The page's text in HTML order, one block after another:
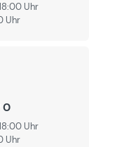
Uhr
Uhr
0
Uhr
Uhr